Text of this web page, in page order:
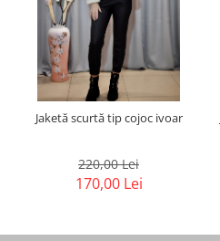
Jaketă scurtă tip cojoc ivoar
220,00 Lei
170,00 Lei